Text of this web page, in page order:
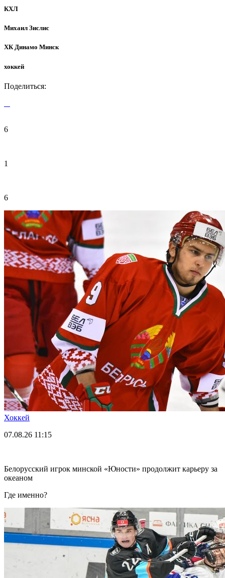
КХЛ
Михаил Зислис
ХК Динамо Минск
хоккей
Поделиться:
6
1
6
Хоккей
07.08.26 11:15
Белорусский игрок минской «Юности» продолжит карьеру за
океаном
Где именно?